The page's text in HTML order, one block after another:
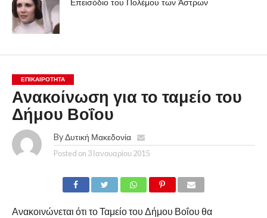
Επεισόδιο του Πολέμου των Άστρων
ΕΠΙΚΑΙΡΟΤΗΤΑ
Ανακοίνωση για το ταμείο του
Δήμου Βοΐου
By Δυτική Μακεδονία
Posted on 3 Ιανουαρίου 2015
Ανακοινώνεται ότι το Ταμείο του Δήμου Βοΐου θα